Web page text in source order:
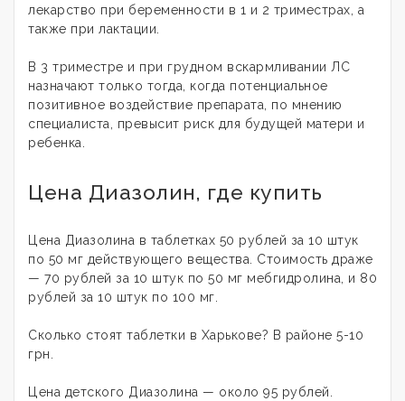
лекарство при беременности в 1 и 2 триместрах, а
также при лактации.
В 3 триместре и при грудном вскармливании ЛС
назначают только тогда, когда потенциальное
позитивное воздействие препарата, по мнению
специалиста, превысит риск для будущей матери и
ребенка.
Цена Диазолин, где купить
Цена Диазолина в таблетках 50 рублей за 10 штук
по 50 мг действующего вещества. Стоимость драже
— 70 рублей за 10 штук по 50 мг мебгидролина, и 80
рублей за 10 штук по 100 мг.
Сколько стоят таблетки в Харькове? В районе 5-10
грн.
Цена детского Диазолина — около 95 рублей.